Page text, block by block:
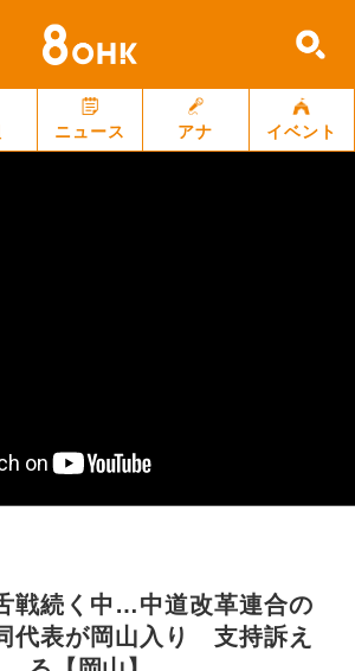
ニュース アナ イベント
戦続く中…中道改革連合の
代表が岡山入り 支持訴え